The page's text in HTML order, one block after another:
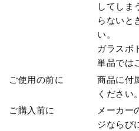
してしま
らないと
い。
ガラスボ
単品では
ご使用の前に
商品に付
ください。
ご購入前に
メーカー
ジならび